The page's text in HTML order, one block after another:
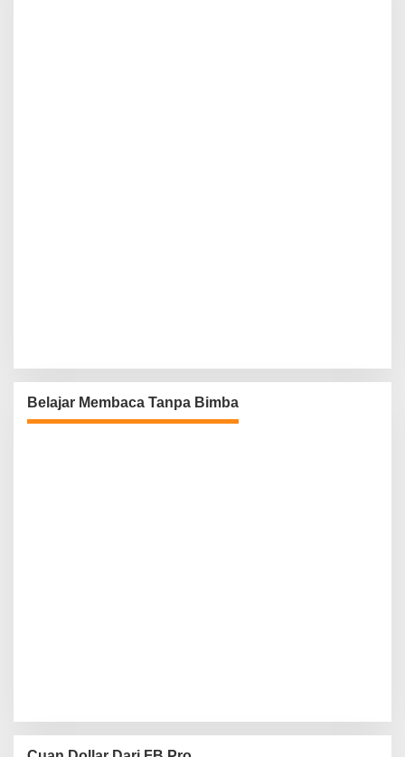
Belajar Membaca Tanpa Bimba